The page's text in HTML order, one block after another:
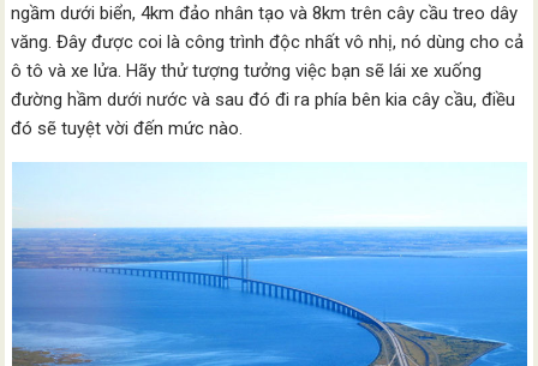
ngầm dưới biển, 4km đảo nhân tạo và 8km trên cây cầu treo dây
văng. Đây được coi là công trình độc nhất vô nhị, nó dùng cho cả
ô tô và xe lửa. Hãy thử tượng tưởng việc bạn sẽ lái xe xuống
đường hầm dưới nước và sau đó đi ra phía bên kia cây cầu, điều
đó sẽ tuyệt vời đến mức nào.